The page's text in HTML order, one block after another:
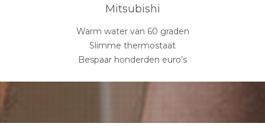
Mitsubishi
Warm water van 60 graden
Slimme thermostaat
Bespaar honderden euro’s